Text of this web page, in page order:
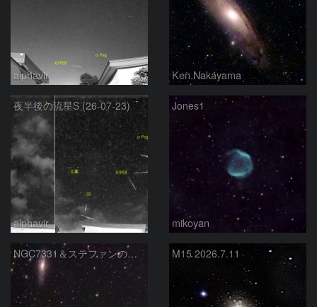
alphavir Ken.Nakayama
夜半後の流星S (26-07-23)
alphavir
Jones1
mikoyan
NGC7331＆ステファンの五つ子 M15 2026.7.11